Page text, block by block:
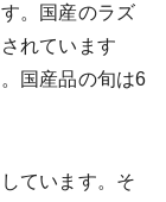
。国産のラズ
れています
国産品の旬は6
ています。そ